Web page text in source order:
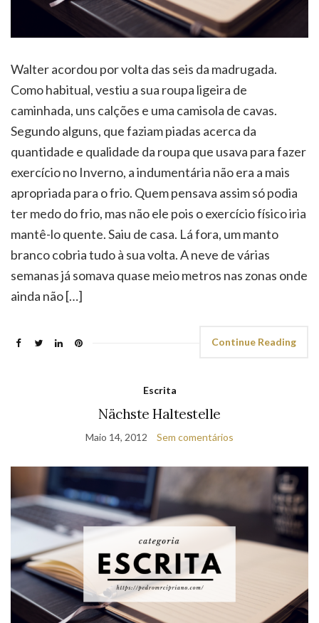
Como habitual, vestiu a sua roupa ligeira de
caminhada, uns calções e uma camisola de cavas.
quantidade e qualidade da roupa que usava para fazer
exercício no Inverno, a indumentária não era a mais
apropriada para o frio. Quem pensava assim só podia
ter medo do frio, mas não ele pois o exercício físico iria
mantê-lo quente. Saiu de casa. Lá fora, um manto
branco cobria tudo à sua volta. A neve de várias
semanas já somava quase meio metros nas zonas onde
ainda não […]
Nächste Haltestelle
Atenção: Texto em alemão. Em breve publico a versão